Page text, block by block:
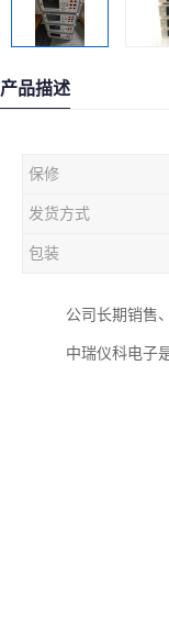
产品描述
保修
发货方式
包装
公司长期销售
中瑞仪科电子